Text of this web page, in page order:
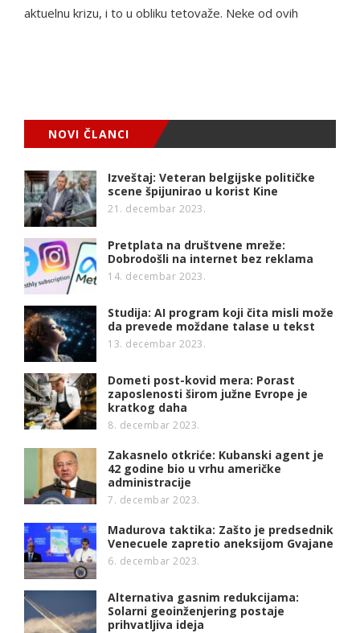
aktuelnu krizu, i to u obliku tetovaže. Neke od ovih
NOVI ČLANCI
Izveštaj: Veteran belgijske političke
scene špijunirao u korist Kine
21. decembar 2023.
Pretplata na društvene mreže:
Dobrodošli na internet bez reklama
14. decembar 2023.
Studija: AI program koji čita misli može
da prevede moždane talase u tekst
13. decembar 2023.
Dometi post-kovid mera: Porast
zaposlenosti širom južne Evrope je
kratkog daha
8. decembar 2023.
Zakasnelo otkriće: Kubanski agent je
42 godine bio u vrhu američke
administracije
7. decembar 2023.
Madurova taktika: Zašto je predsednik
Venecuele zapretio aneksijom Gvajane
6. decembar 2023.
Alternativa gasnim redukcijama:
Solarni geoinženjering postaje
prihvatljiva ideja